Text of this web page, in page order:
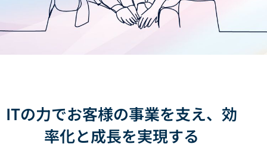
ITの力でお客様の事業を支え、効
率化と成長を実現する